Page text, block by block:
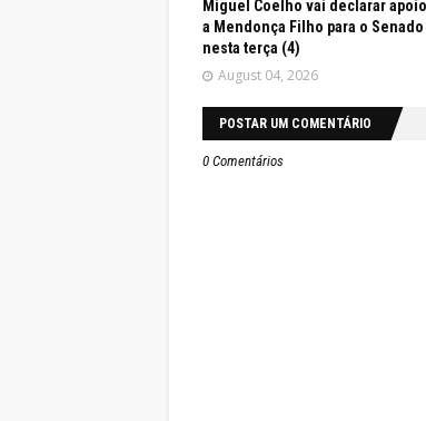
Miguel Coelho vai declarar apoio
a Mendonça Filho para o Senado
nesta terça (4)
August 04, 2026
POSTAR UM COMENTÁRIO
0 Comentários